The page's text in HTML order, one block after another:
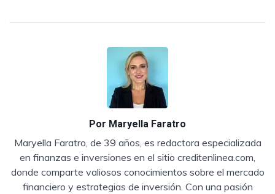
Por Maryella Faratro
Maryella Faratro, de 39 años, es redactora especializada
en finanzas e inversiones en el sitio creditenlinea.com,
donde comparte valiosos conocimientos sobre el mercado
financiero y estrategias de inversión. Con una pasión